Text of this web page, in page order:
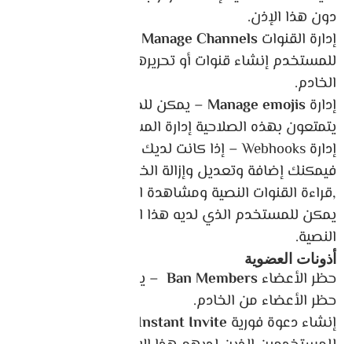
دون هذا الإذن.
إدارة القنوات Manage Channels
للمستخدم إنشاء قنوات أو تحريرها أو إزالتها على
الخادم.
إدارة Manage emojis – يمكن للمستخدمين الذين
يتمتعون بهذه الصلاحية إدارة المشاعر.
إدارة Webhooks – إذا كانت لديك هذه الصلاحية ،
فيمكنك إضافة وتعديل وإزالة الخطافات على الويب
,قراءة القنوات النصية ومشاهدة القنوات الصوتية –
يمكن للمستخدم الذي لديه هذا الإذن قراءة القنوات
النصية.
أذونات العضوية
حظر الأعضاء Ban Members – يمكن للعضو بإذن ،
حظر الأعضاء من الخادم.
إنشاء دعوة فورية Create Instant Invite